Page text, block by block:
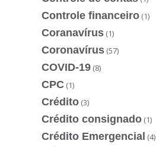
Controle financeiro (1)
Coranavírus (1)
Coronavírus (57)
COVID-19 (8)
CPC (1)
Crédito (3)
Crédito consignado (1)
Crédito Emergencial (4)